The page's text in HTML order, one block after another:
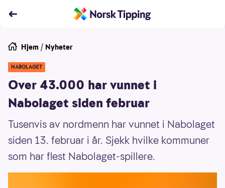
Hjem / Nyheter
NABOLAGET
Over 43.000 har vunnet i
Nabolaget siden februar
Tusenvis av nordmenn har vunnet i Nabolaget
siden 13. februar i år. Sjekk hvilke kommuner
som har flest Nabolaget-spillere.